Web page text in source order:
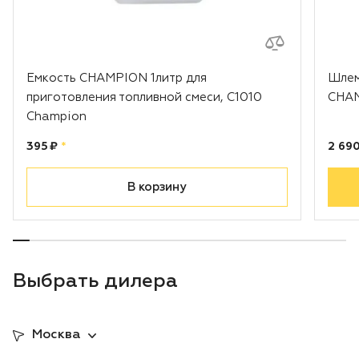
Емкость CHAMPION 1литр для
приготовления топливной смеси, С1010
Champion
Цена:
395 ₽ рублей
*
В корзину
2
Выбрать дилера
Москва